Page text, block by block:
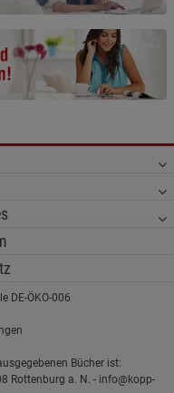
DE-ÖKO-006
Bücher ist:
Rottenburg a. N. - info@kopp-
Funktionale
anzeigen
Statistik Cookies
Impressum